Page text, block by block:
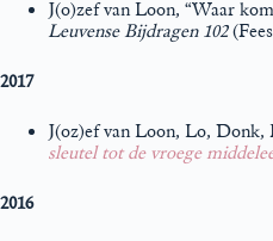
J(o)zef van Loon, “Waar
Leuvense Bijdragen 102
2017
J(oz)ef van Loon, Lo, Donk,
sleutel tot de vroege
2016